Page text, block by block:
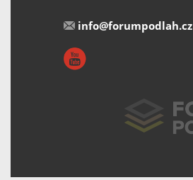
info@forumpodlah.cz